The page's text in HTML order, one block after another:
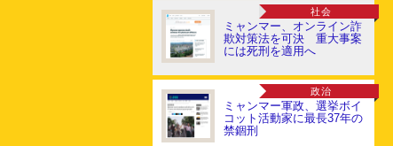
社会
ミャンマー、オンライン詐
欺対策法を可決 重大事案
には死刑を適用へ
政治
ミャンマー軍政、選挙ボイ
コット活動家に最長37年の
禁錮刑